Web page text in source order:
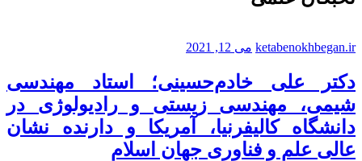
ketabenokhbegan.ir می 12, 2021
دکتر علی خادم‌حسینی؛ استاد مهندسی
شیمی، مهندسی زیستی و رادیولوژی در
دانشگاه کالیفرنیا، آمریکا و دارنده نشان
عالی علم و فناوری جهان اسلام